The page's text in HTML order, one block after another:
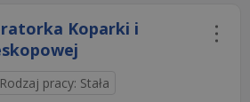
Koparki i
Rodzaj pracy: Stała